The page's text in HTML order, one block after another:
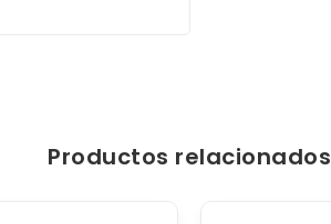
Productos relacionados